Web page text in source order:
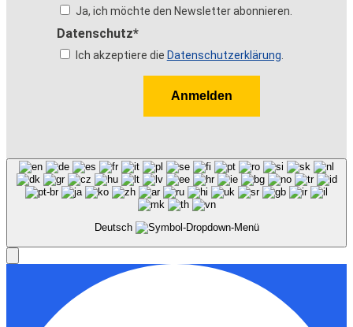
Ja, ich möchte den Newsletter abonnieren.
Datenschutz*
Ich akzeptiere die Datenschutzerklärung.
Anmelden
Deutsch